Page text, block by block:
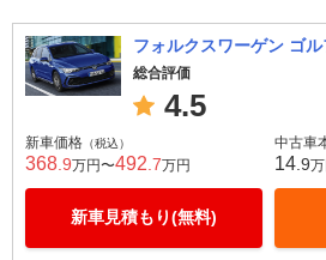
フォルクスワーゲン ゴ
総合評価
4.5
新車価格 （税込）
368 .9万円〜492 .7万円
新車見積もり(無料)
中古車
14 .9